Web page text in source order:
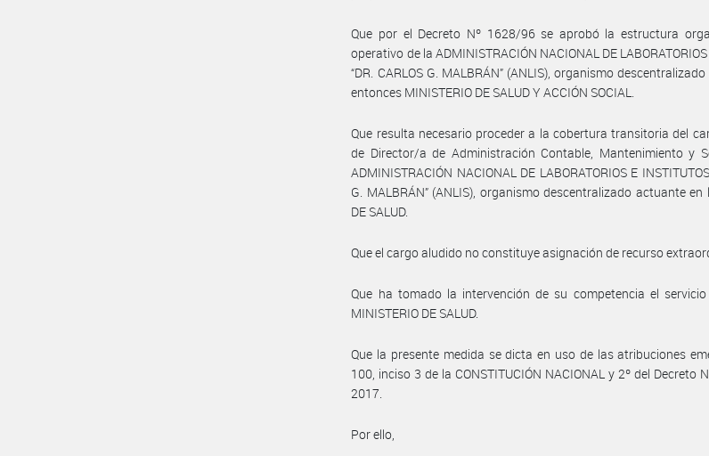
Que por el Decreto Nº 1628/96 se aprobó la estructura
operativo de la ADMINISTRACIÓN NACIONAL DE LABORATORIOS
“DR. CARLOS G. MALBRÁN” (ANLIS), organismo
entonces MINISTERIO DE SALUD Y ACCIÓN SOCIAL.
Que resulta necesario proceder a la cobertura transitoria del
de Director/a de Administración Contable, Mantenimiento y
ADMINISTRACIÓN NACIONAL DE LABORATORIOS E
G. MALBRÁN” (ANLIS), organismo descentralizado actuante
DE SALUD.
Que el cargo aludido no constituye asignación de recurso
Que ha tomado la intervención de su competencia el
MINISTERIO DE SALUD.
Que la presente medida se dicta en uso de las atribuciones
100, inciso 3 de la CONSTITUCIÓN NACIONAL y 2º del Decreto
2017.
Por ello,